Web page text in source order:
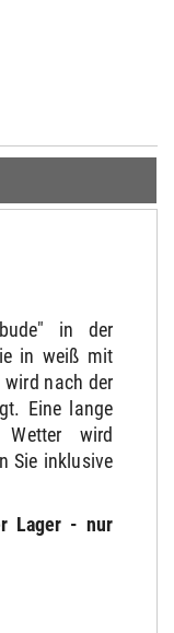
in der
in weiß mit
wird nach der
Eine lange
wird
Sie inklusive
Lager - nur